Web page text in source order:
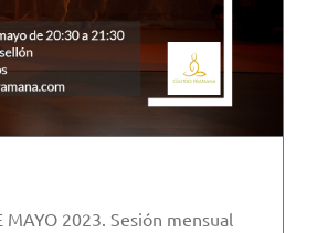
MAYO 2023. Sesión mensual